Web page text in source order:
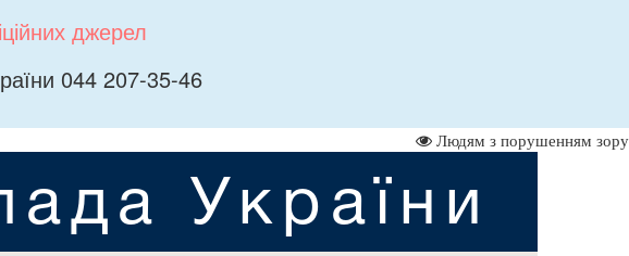
джерел
044 207-35-46
Людям з порушенням зору
України